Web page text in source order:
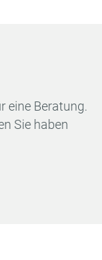
eine Beratung.
Sie haben